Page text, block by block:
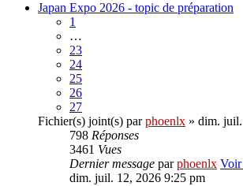
Japan Expo 2026 - topic de préparation
1
…
23
24
25
26
27
Fichier(s) joint(s) parphoenlx » dim.
798 Réponses
3461 Vues
Dernier message parphoenlx Voir
dim. juil. 12, 2026 9:25 pm